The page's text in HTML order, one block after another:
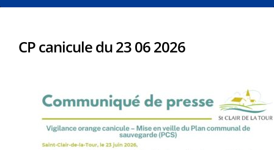
CP canicule du 23 06 2026